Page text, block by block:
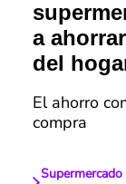
a
del
El ahorro
compra